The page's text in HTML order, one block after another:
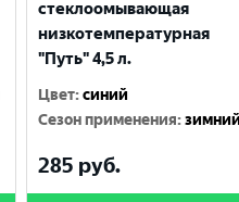
стеклоомывающая
низкотемпературная
"Путь" 4,5 л.
Цвет:синий
Сезон применения:зимний
285 руб.